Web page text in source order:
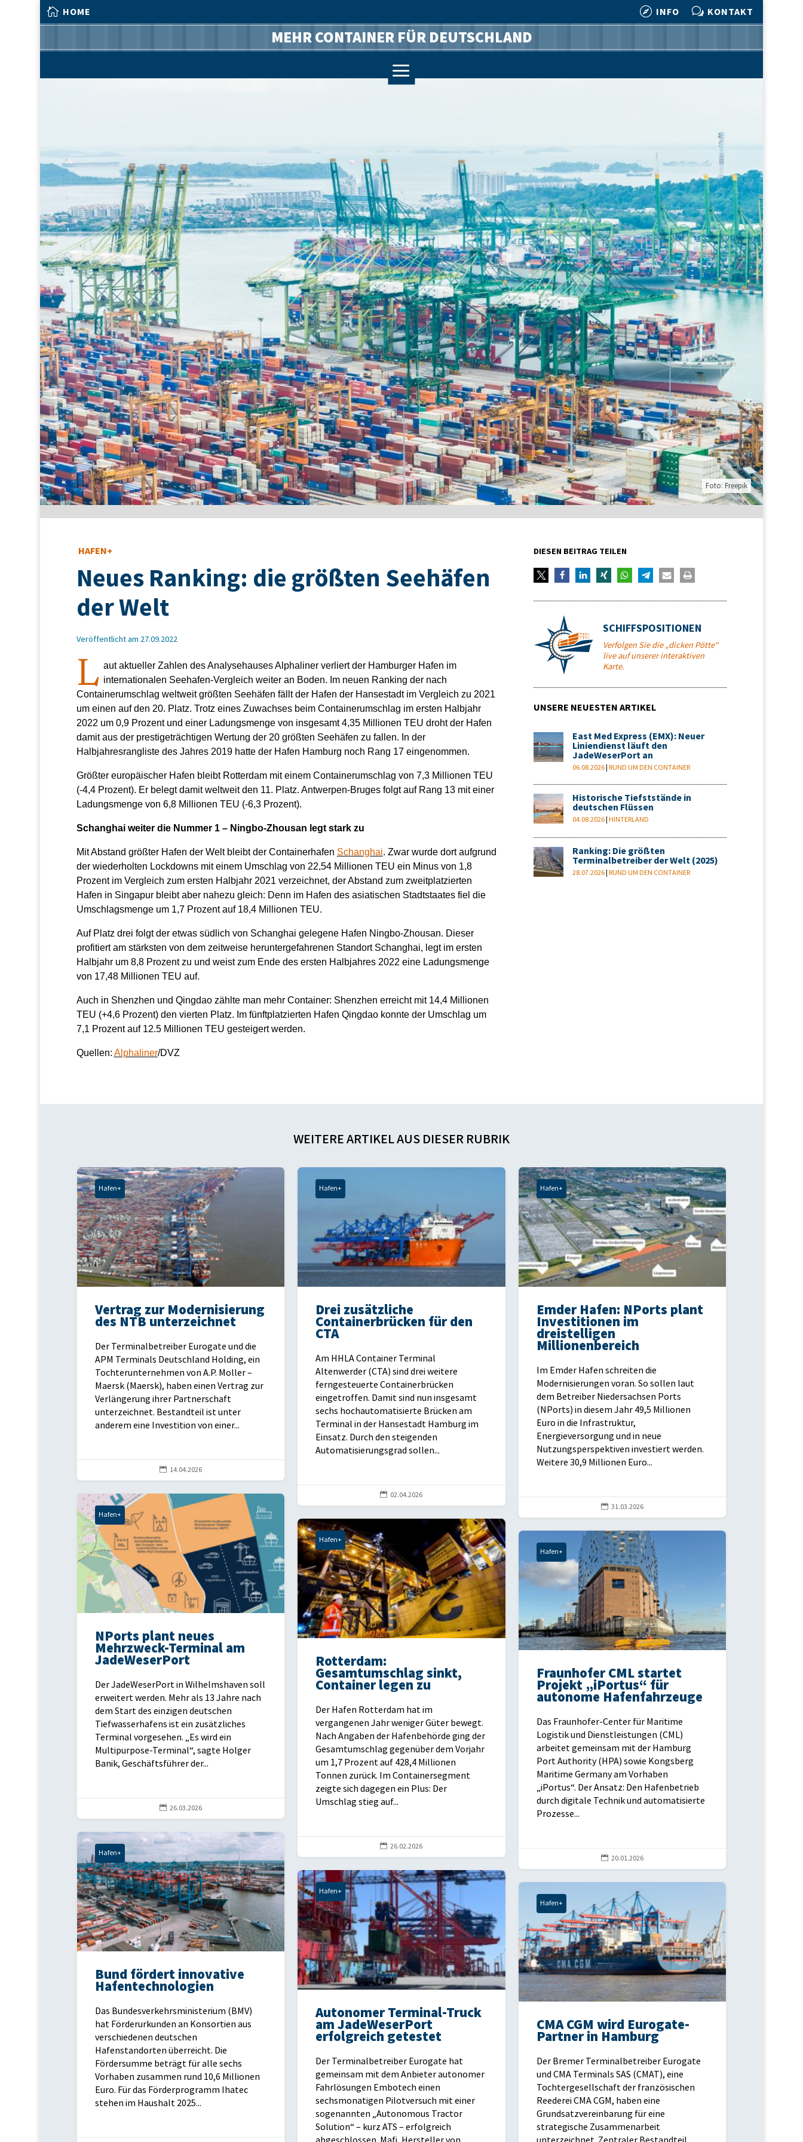
 HOME  INFO w KONTAKT
MEHR CONTAINER FÜR DEUTSCHLAND
a
Foto: Freepik
HAFEN+
Neues Ranking: die größten Seehäfen
der Welt
Veröffentlicht am 27.09.2022
L aut aktueller Zahlen des Analysehauses Alphaliner verliert der Hamburger Hafen im
internationalen Seehafen-Vergleich weiter an Boden. Im neuen Ranking der nach
Containerumschlag weltweit größten Seehäfen fällt der Hafen der Hansestadt im Vergleich zu 2021
um einen auf den 20. Platz. Trotz eines Zuwachses beim Containerumschlag im ersten Halbjahr
2022 um 0,9 Prozent und einer Ladungsmenge von insgesamt 4,35 Millionen TEU droht der Hafen
damit aus der prestigeträchtigen Wertung der 20 größten Seehäfen zu fallen. In der
Halbjahresrangliste des Jahres 2019 hatte der Hafen Hamburg noch Rang 17 eingenommen.
Größter europäischer Hafen bleibt Rotterdam mit einem Containerumschlag von 7,3 Millionen TEU
(-4,4 Prozent). Er belegt damit weltweit den 11. Platz. Antwerpen-Bruges folgt auf Rang 13 mit einer
Ladungsmenge von 6,8 Millionen TEU (-6,3 Prozent).
Schanghai weiter die Nummer 1 – Ningbo-Zhousan legt stark zu
Mit Abstand größter Hafen der Welt bleibt der Containerhafen Schanghai. Zwar wurde dort aufgrund
der wiederholten Lockdowns mit einem Umschlag von 22,54 Millionen TEU ein Minus von 1,8
Prozent im Vergleich zum ersten Halbjahr 2021 verzeichnet, der Abstand zum zweitplatzierten
Hafen in Singapur bleibt aber nahezu gleich: Denn im Hafen des asiatischen Stadtstaates fiel die
Umschlagsmenge um 1,7 Prozent auf 18,4 Millionen TEU.
Auf Platz drei folgt der etwas südlich von Schanghai gelegene Hafen Ningbo-Zhousan. Dieser
profitiert am stärksten von dem zeitweise heruntergefahrenen Standort Schanghai, legt im ersten
Halbjahr um 8,8 Prozent zu und weist zum Ende des ersten Halbjahres 2022 eine Ladungsmenge
von 17,48 Millionen TEU auf.
Auch in Shenzhen und Qingdao zählte man mehr Container: Shenzhen erreicht mit 14,4 Millionen
TEU (+4,6 Prozent) den vierten Platz. Im fünftplatzierten Hafen Qingdao konnte der Umschlag um
7,1 Prozent auf 12.5 Millionen TEU gesteigert werden.
Quellen: Alphaliner/DVZ
DIESEN BEITRAG TEILEN
SCHIFFSPOSITIONEN
Verfolgen Sie die „dicken Pötte“
live auf unserer interaktiven
Karte.
UNSERE NEUESTEN ARTIKEL
East Med Express (EMX): Neuer
Liniendienst läuft den
JadeWeserPort an
06.08.2026 |RUND UM DEN CONTAINER
Historische Tiefststände in
deutschen Flüssen
04.08.2026 |HINTERLAND
Ranking: Die größten
Terminalbetreiber der Welt (2025)
28.07.2026 |RUND UM DEN CONTAINER
WEITERE ARTIKEL AUS DIESER RUBRIK
Hafen+
Vertrag zur Modernisierung
des NTB unterzeichnet
Der Terminalbetreiber Eurogate und die
APM Terminals Deutschland Holding, ein
Tochterunternehmen von A.P. Moller –
Maersk (Maersk), haben einen Vertrag zur
Verlängerung ihrer Partnerschaft
unterzeichnet. Bestandteil ist unter
anderem eine Investition von einer...
 14.04.2026
Hafen+
Drei zusätzliche
Containerbrücken für den
CTA
Am HHLA Container Terminal
Altenwerder (CTA) sind drei weitere
ferngesteuerte Containerbrücken
eingetroffen. Damit sind nun insgesamt
sechs hochautomatisierte Brücken am
Terminal in der Hansestadt Hamburg im
Einsatz. Durch den steigenden
Automatisierungsgrad sollen...
 02.04.2026
Hafen+
Emder Hafen: NPorts plant
Investitionen im
dreistelligen
Millionenbereich
Im Emder Hafen schreiten die
Modernisierungen voran. So sollen laut
dem Betreiber Niedersachsen Ports
(NPorts) in diesem Jahr 49,5 Millionen
Euro in die Infrastruktur,
Energieversorgung und in neue
Nutzungsperspektiven investiert werden.
Weitere 30,9 Millionen Euro...
 31.03.2026
Hafen+
NPorts plant neues
Mehrzweck-Terminal am
JadeWeserPort
Der JadeWeserPort in Wilhelmshaven soll
erweitert werden. Mehr als 13 Jahre nach
dem Start des einzigen deutschen
Tiefwasserhafens ist ein zusätzliches
Terminal vorgesehen. „Es wird ein
Multipurpose-Terminal“, sagte Holger
Banik, Geschäftsführer der...
 26.03.2026
Hafen+
Rotterdam:
Gesamtumschlag sinkt,
Container legen zu
Der Hafen Rotterdam hat im
vergangenen Jahr weniger Güter bewegt.
Nach Angaben der Hafenbehörde ging der
Gesamtumschlag gegenüber dem Vorjahr
um 1,7 Prozent auf 428,4 Millionen
Tonnen zurück. Im Containersegment
zeigte sich dagegen ein Plus: Der
Umschlag stieg auf...
 26.02.2026
Hafen+
Fraunhofer CML startet
Projekt „iPortus“ für
autonome Hafenfahrzeuge
Das Fraunhofer-Center für Maritime
Logistik und Dienstleistungen (CML)
arbeitet gemeinsam mit der Hamburg
Port Authority (HPA) sowie Kongsberg
Maritime Germany am Vorhaben
„iPortus“. Der Ansatz: Den Hafenbetrieb
durch digitale Technik und automatisierte
Prozesse...
 20.01.2026
Hafen+
Bund fördert innovative
Hafentechnologien
Das Bundesverkehrsministerium (BMV)
hat Förderurkunden an Konsortien aus
verschiedenen deutschen
Hafenstandorten überreicht. Die
Fördersumme beträgt für alle sechs
Vorhaben zusammen rund 10,6 Millionen
Euro. Für das Förderprogramm Ihatec
stehen im Haushalt 2025...
Hafen+
Autonomer Terminal-Truck
am JadeWeserPort
erfolgreich getestet
Der Terminalbetreiber Eurogate hat
gemeinsam mit dem Anbieter autonomer
Fahrlösungen Embotech einen
sechsmonatigen Pilotversuch mit einer
sogenannten „Autonomous Tractor
Solution“ – kurz ATS – erfolgreich
Hafen+
CMA CGM wird Eurogate-
Partner in Hamburg
Der Bremer Terminalbetreiber Eurogate
und CMA Terminals SAS (CMAT), eine
Tochtergesellschaft der französischen
Reederei CMA CGM, haben eine
Grundsatzvereinbarung für eine
strategische Zusammenarbeit